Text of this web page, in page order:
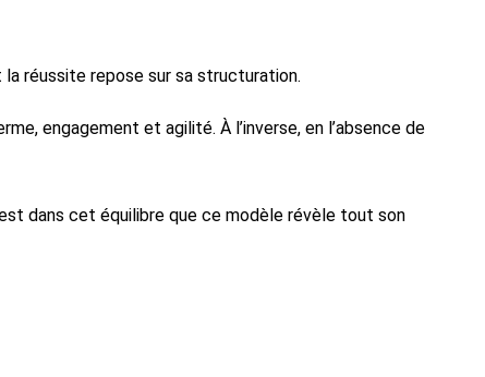
réussite repose sur sa structuration.
engagement et agilité. À l’inverse, en l’absence de
dans cet équilibre que ce modèle révèle tout son